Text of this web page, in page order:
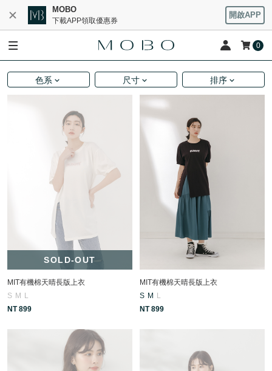
MOBO
下載APP領取優惠券
開啟APP
0
色系 尺寸 排序
SOLD-OUT
MIT有機棉天晴長版上衣
S M
L
NT 899
MIT有機棉天晴長版上衣
S M
L
NT 899